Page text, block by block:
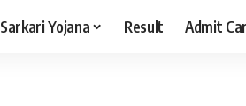
Sarkari Yojana Result Admit